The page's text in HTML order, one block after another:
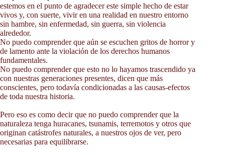
estemos en el punto de agradecer este simple hecho de estar
vivos y, con suerte, vivir en una realidad en nuestro entorno
sin hambre, sin enfermedad, sin guerra, sin violencia
alrededor.
No puedo comprender que aún se escuchen gritos de horror y
de lamento ante la violación de los derechos humanos
fundamentales.
No puedo comprender que esto no lo hayamos trascendido ya
con nuestras generaciones presentes, dicen que más
conscientes, pero todavía condicionadas a las causas-efectos
de toda nuestra historia.
Pero eso es como decir que no puedo comprender que la
naturaleza tenga huracanes, tsunamis, terremotos y otros que
originan catástrofes naturales, a nuestros ojos de ver, pero
necesarias para equilibrarse.